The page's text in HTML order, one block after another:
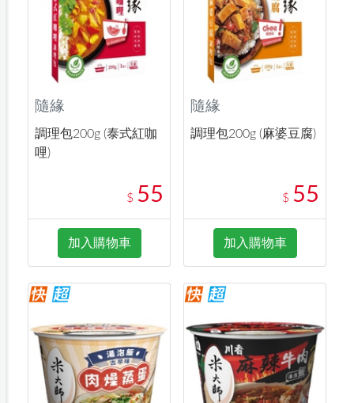
隨緣
調理包200g (泰式紅咖
哩)
$ 55
加入購物車
隨緣
調理包200g (麻婆豆腐)
$ 55
加入購物車